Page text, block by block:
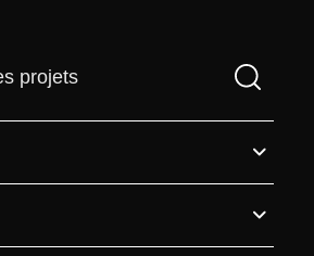
devez saisir un terme de